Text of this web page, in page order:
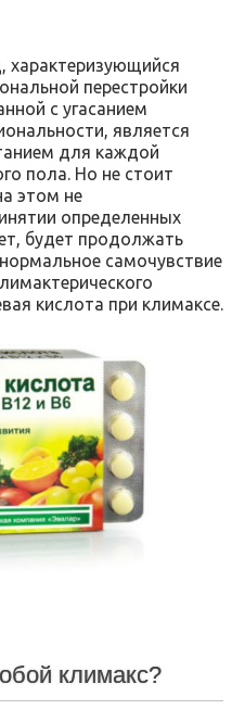
характеризующийся
перестройки
с угасанием
является
для каждой
пола. Но не стоит
этом не
определенных
будет продолжать
самочувствие
кислота при климаксе.
климакс?